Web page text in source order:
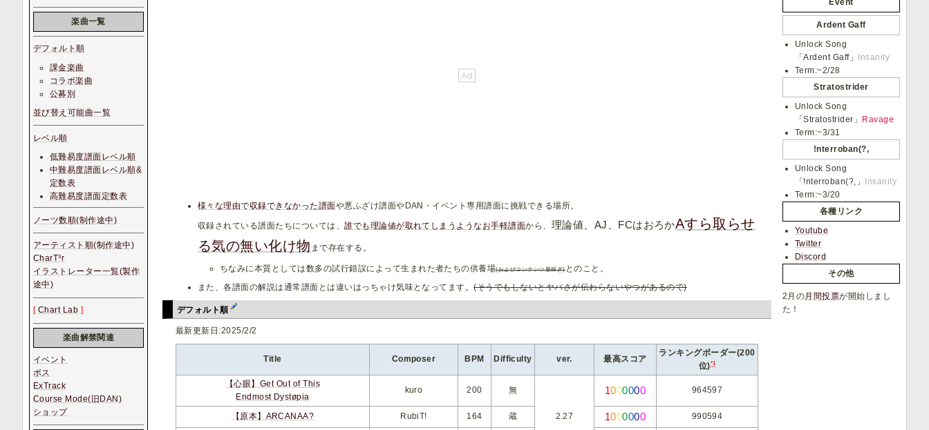
様々な理由で収録できなかった譜面や悪ふざけ譜面やDAN・イベント専用譜面に挑戦できる場所。
収録されている譜面たちについては、誰でも理論値が取れてしまうようなお手軽譜面から、 理論値、AJ、FCはおろかAすら取らせ
る気の無い化け物 まで存在する。
ちなみに本質としては数多の試行錯誤によって生まれた者たちの供養場(およびコンテンツ量稼ぎ)とのこと。
また、各譜面の解説は通常譜面とは違いはっちゃけ気味となってます。(そうでもしないとヤバさが伝わらないやつがあるので)
デフォルト順
最新更新日:2025/2/2
Title Composer BPM Difficulty ver. 最高スコア
ランキングボーダー(200
位)*1
【心眼】Get Out of This
Endmost Dystøpia
kuro 200 無
2.27
1000000 964597
【原本】ARCANAA? RubiT! 164 蔵 1000000 990594
Event
Ardent Gaff
Unlock Song
「Ardent Gaff」
Insanity
Term:~2/28
Stratostrider
Unlock Song
「Stratostrider」
Ravage
Term:~3/31
!nterroban(?,
Unlock Song
「!nterroban(?,」
Insanity
Term:~3/20
各種リンク
Youtube
Twitter
Discord
その他
2月の月間投票が開始しまし
た！
楽曲一覧
デフォルト順
課金楽曲
コラボ楽曲
公募別
並び替え可能曲一覧
レベル順
低難易度譜面レベル順
中難易度譜面レベル順&
定数表
高難易度譜面定数表
ノーツ数順(制作途中)
アーティスト順(制作途中)
CharT³r
イラストレーター一覧(製作
途中)
[ Chart Lab ]
楽曲解禁関連
イベント
ボス
ExTrack
Course Mode(旧DAN)
ショップ